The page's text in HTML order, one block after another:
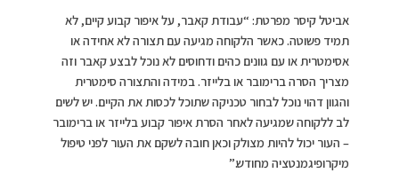
אביטל קיסר מפרטת: “עבודת קאבר, על איפור קבוע קיים, לא
תמיד פשוטה. כאשר הלקוחה מגיעה עם תצורה לא אחידה או
אסימטרית או עם גוונים כהים ודחוסים לא נוכל לבצע קאבר וזה
מצריך הסרה ברימובר או בלייזר. במידה והתצורה סימטרית
והגוון דהוי נוכל לבחור טכניקה שתוכל לכסות את הקיים. יש לשים
לב ללקוחה שמגיעה לאחר הסרת איפור קבוע בלייזר או ברימובר
– העור יכול להיות מצולק וכאן חובה לשקם את העור לפני טיפול
מיקרופיגמנטציה מחודש.”